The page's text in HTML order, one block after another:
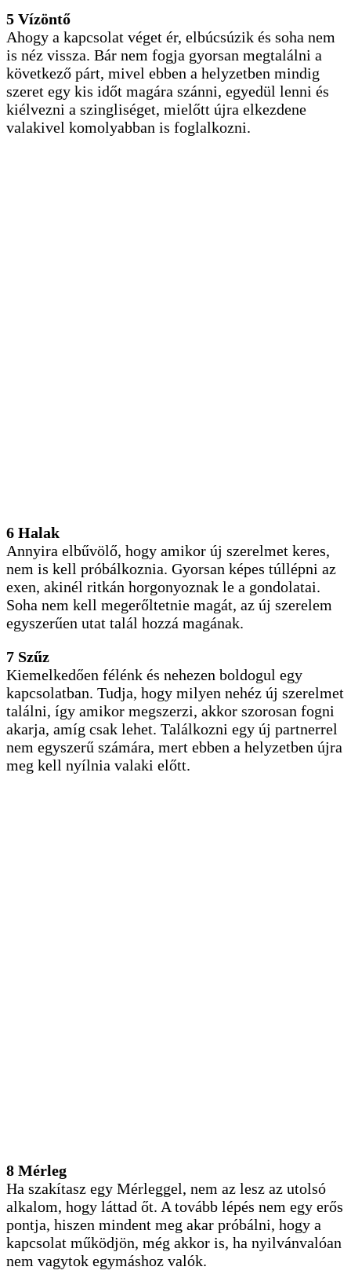
5 Vízöntő
Ahogy a kapcsolat véget ér, elbúcsúzik és soha nem
is néz vissza. Bár nem fogja gyorsan megtalálni a
következő párt, mivel ebben a helyzetben mindig
szeret egy kis időt magára szánni, egyedül lenni és
kiélvezni a szingliséget, mielőtt újra elkezdene
valakivel komolyabban is foglalkozni.
6 Halak
Annyira elbűvölő, hogy amikor új szerelmet keres,
nem is kell próbálkoznia. Gyorsan képes túllépni az
exen, akinél ritkán horgonyoznak le a gondolatai.
Soha nem kell megerőltetnie magát, az új szerelem
egyszerűen utat talál hozzá magának.
7 Szűz
Kiemelkedően félénk és nehezen boldogul egy
kapcsolatban. Tudja, hogy milyen nehéz új szerelmet
találni, így amikor megszerzi, akkor szorosan fogni
akarja, amíg csak lehet. Találkozni egy új partnerrel
nem egyszerű számára, mert ebben a helyzetben újra
meg kell nyílnia valaki előtt.
8 Mérleg
Ha szakítasz egy Mérleggel, nem az lesz az utolsó
alkalom, hogy láttad őt. A tovább lépés nem egy erős
pontja, hiszen mindent meg akar próbálni, hogy a
kapcsolat működjön, még akkor is, ha nyilvánvalóan
nem vagytok egymáshoz valók.